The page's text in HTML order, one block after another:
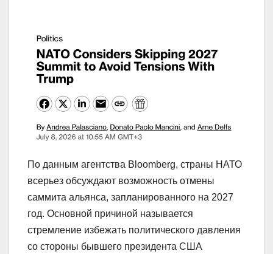
По данным агентства Bloomberg, страны НАТО
всерьез обсуждают возможность отмены
саммита альянса, запланированного на 2027
год. Основной причиной называется
стремление избежать политического давления
со стороны бывшего президента США